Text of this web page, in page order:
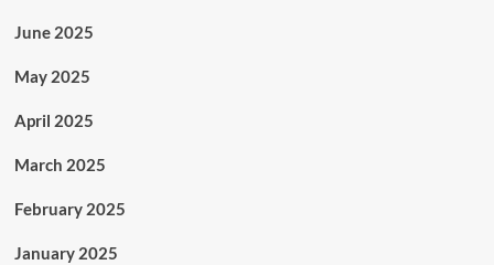
June 2025
May 2025
April 2025
March 2025
February 2025
January 2025